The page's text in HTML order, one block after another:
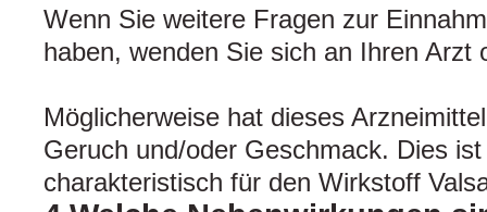
Wenn Sie weitere Fragen zur
haben, wenden Sie sich an Ihren Arzt
Möglicherweise hat dieses
Geruch und/oder Geschmack. Dies
charakteristisch für den Wirkstoff